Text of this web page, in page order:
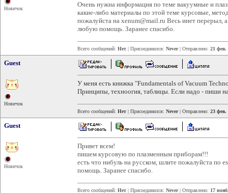
Новичок
Очень нужна информация по теме вакуумные и
какие-либо материалы по этой теме курсовые,
пожалуйста на xenum@mail.ru Весь инет перерыл,
любую помощь. Заранее спасибо.
Всего сообщений: Нет | Присоединился: Never| Отправлено: 21 фев.
Guest
Новичок
У меня есть книжка "Fundamentals of Vacuum
Принципы, техноогия, таблицы. Если надо - пиши
Всего сообщений: Нет | Присоединился: Never| Отправлено: 23 фев.
Guest
Новичок
Привет всем!
пишем курсовую по плазменным приборам!!!
есть что нибуль на русском, шлите пожалуйста по
помощь. Заранее спасибо.
Всего сообщений: Нет | Присоединился: Never| Отправлено: 17